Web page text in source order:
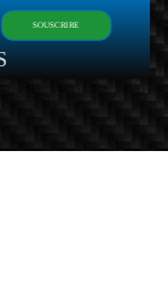
SOUSCRIRE